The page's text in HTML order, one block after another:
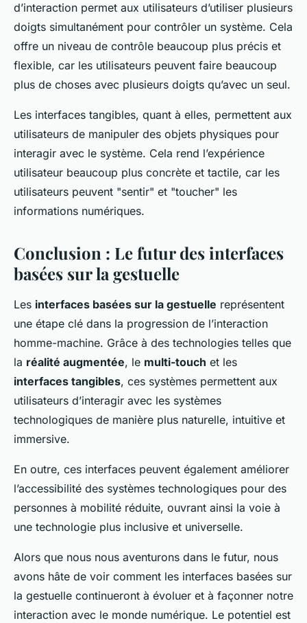
d’interaction permet aux utilisateurs d’utiliser plusieurs
doigts simultanément pour contrôler un système. Cela
offre un niveau de contrôle beaucoup plus précis et
flexible, car les utilisateurs peuvent faire beaucoup
plus de choses avec plusieurs doigts qu’avec un seul.
Les interfaces tangibles, quant à elles, permettent aux
utilisateurs de manipuler des objets physiques pour
interagir avec le système. Cela rend l’expérience
utilisateur beaucoup plus concrète et tactile, car les
utilisateurs peuvent "sentir" et "toucher" les
informations numériques.
Conclusion : Le futur des interfaces
basées sur la gestuelle
Les interfaces basées sur la gestuelle représentent
une étape clé dans la progression de l’interaction
homme-machine. Grâce à des technologies telles que
la réalité augmentée, le multi-touch et les
interfaces tangibles, ces systèmes permettent aux
utilisateurs d’interagir avec les systèmes
technologiques de manière plus naturelle, intuitive et
immersive.
En outre, ces interfaces peuvent également améliorer
l’accessibilité des systèmes technologiques pour des
personnes à mobilité réduite, ouvrant ainsi la voie à
une technologie plus inclusive et universelle.
Alors que nous nous aventurons dans le futur, nous
avons hâte de voir comment les interfaces basées sur
la gestuelle continueront à évoluer et à façonner notre
interaction avec le monde numérique. Le potentiel est